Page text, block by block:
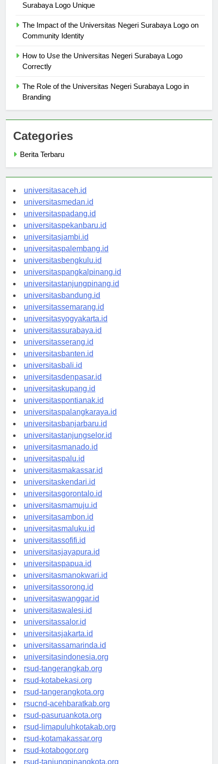
Logo Analysis: What Makes the Universitas Negeri
The Impact of the Universitas Negeri Surabaya Logo on
How to Use the Universitas Negeri Surabaya Logo
The Role of the Universitas Negeri Surabaya Logo in
Categories
universitasaceh.id
universitasmedan.id
universitaspadang.id
universitaspekanbaru.id
universitasjambi.id
universitaspalembang.id
universitasbengkulu.id
universitaspangkalpinang.id
universitastanjungpinang.id
universitasbandung.id
universitassemarang.id
universitasyogyakarta.id
universitassurabaya.id
universitasserang.id
universitasbanten.id
universitasbali.id
universitasdenpasar.id
universitaskupang.id
universitaspontianak.id
universitaspalangkaraya.id
universitasbanjarbaru.id
universitastanjungselor.id
universitasmanado.id
universitaspalu.id
universitasmakassar.id
universitaskendari.id
universitasgorontalo.id
universitasmamuju.id
universitasambon.id
universitasmaluku.id
universitassofifi.id
universitasjayapura.id
universitaspapua.id
universitasmanokwari.id
universitassorong.id
universitaswanggar.id
universitaswalesi.id
universitassalor.id
universitasjakarta.id
universitassamarinda.id
universitasindonesia.org
rsud-tangerangkab.org
rsud-kotabekasi.org
rsud-tangerangkota.org
rsucnd-acehbaratkab.org
rsud-pasuruankota.org
rsud-limapuluhkotakab.org
rsud-kotamakassar.org
rsud-kotabogor.org